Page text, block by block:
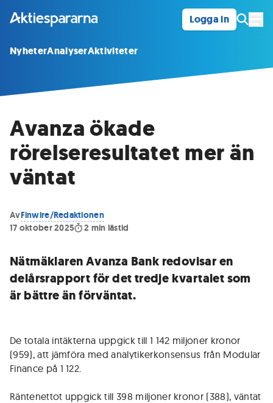
Logga in
NyheterAnalyserAktiviteter
Avanza ökade
rörelseresultatet mer än
väntat
AvFinwire/Redaktionen
17 oktober 2025
2 min lästid
Nätmäklaren Avanza Bank redovisar en
delårsrapport för det tredje kvartalet som
är bättre än förväntat.
De totala intäkterna uppgick till 1 142 miljoner kronor
(959), att jämföra med analytikerkonsensus från Modular
Finance på 1 122.
Räntenettot uppgick till 398 miljoner kronor (388), väntat